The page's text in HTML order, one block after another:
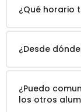
¿Qué horario
¿Desde
¿Puedo
los otros